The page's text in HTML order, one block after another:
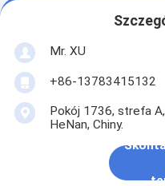
Mr. XU
+86-13783415132
Pokój 1736, strefa
HeNan, Chiny.